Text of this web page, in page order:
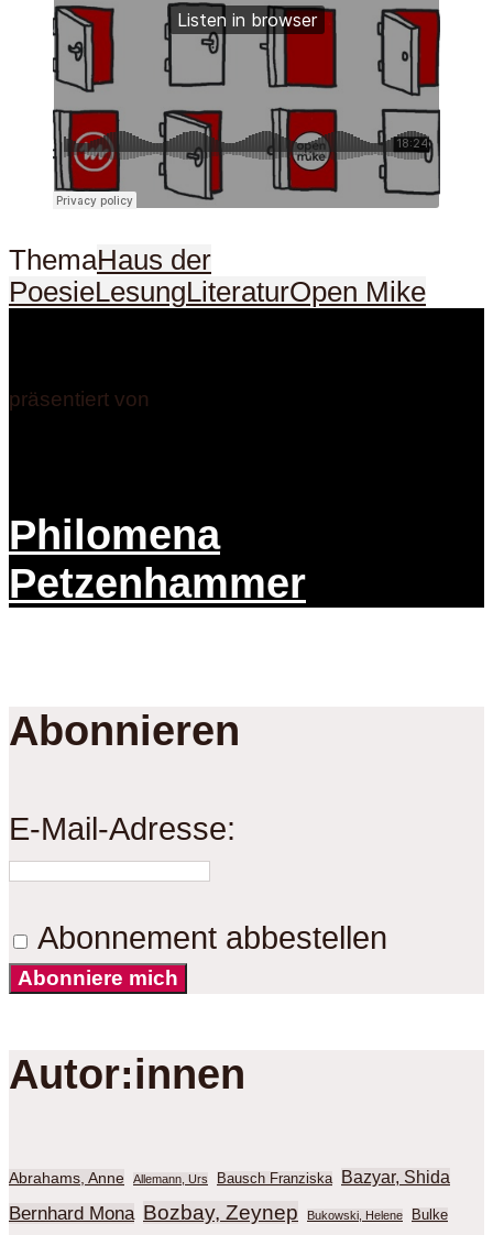
ThemaHaus der
PoesieLesungLiteraturOpen Mike
präsentiert von
Philomena
Petzenhammer
Abonnieren
E-Mail-Adresse:
Abonnement abbestellen
Abonniere mich
Autor:innen
Abrahams, Anne Allemann, Urs Bausch Franziska Bazyar, Shida
Bernhard Mona Bozbay, Zeynep Bukowski, Helene Bulke